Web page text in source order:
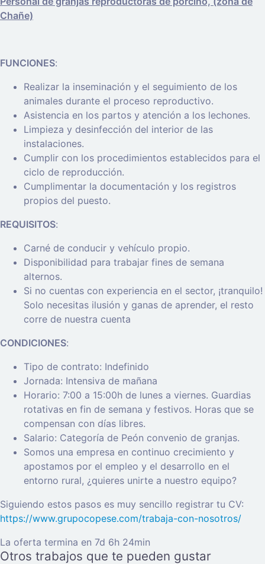
Chañe)
FUNCIONES:
Realizar la inseminación y el seguimiento de los
animales durante el proceso reproductivo.
Asistencia en los partos y atención a los lechones.
Limpieza y desinfección del interior de las
instalaciones.
Cumplir con los procedimientos establecidos para el
ciclo de reproducción.
Cumplimentar la documentación y los registros
propios del puesto.
REQUISITOS:
Carné de conducir y vehículo propio.
Disponibilidad para trabajar fines de semana
alternos.
Si no cuentas con experiencia en el sector, ¡tranquilo!
Solo necesitas ilusión y ganas de aprender, el resto
corre de nuestra cuenta
CONDICIONES:
Tipo de contrato: Indefinido
Jornada: Intensiva de mañana
Horario: 7:00 a 15:00h de lunes a viernes. Guardias
rotativas en fin de semana y festivos. Horas que se
compensan con días libres.
Salario: Categoría de Peón convenio de granjas.
Somos una empresa en continuo crecimiento y
apostamos por el empleo y el desarrollo en el
entorno rural, ¿quieres unirte a nuestro equipo?
Siguiendo estos pasos es muy sencillo registrar tu CV:
https://www.grupocopese.com/trabaja-con-nosotros/
La oferta termina en 7d 6h 24min
Otros trabajos que te pueden gustar